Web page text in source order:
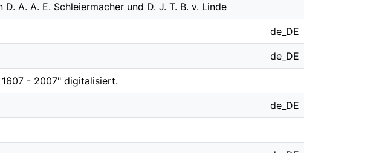
A. A. E. Schleiermacher und D. J. T. B. v. Linde
de_DE
de_DE
- 2007" digitalisiert.
de_DE